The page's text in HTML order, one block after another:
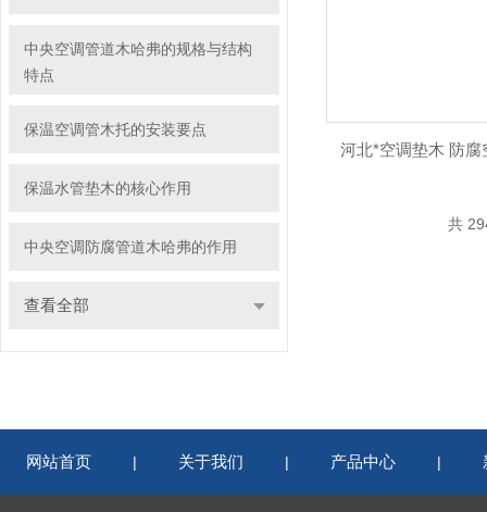
中央空调管道木哈弗的规格与结构
特点
保温空调管木托的安装要点
保温水管垫木的核心作用
中央空调防腐管道木哈弗的作用
查看全部
河北*空调垫木 防
共
网站首页 | 关于我们 | 产品中心 |